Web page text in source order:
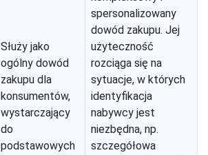
Służy jako
ogólny dowód
zakupu dla
konsumentów,
wystarczający
do
podstawowych
spersonalizowany
dowód zakupu. Jej
użyteczność
rozciąga się na
sytuacje, w których
identyfikacja
nabywcy jest
niezbędna, np.
szczegółowa